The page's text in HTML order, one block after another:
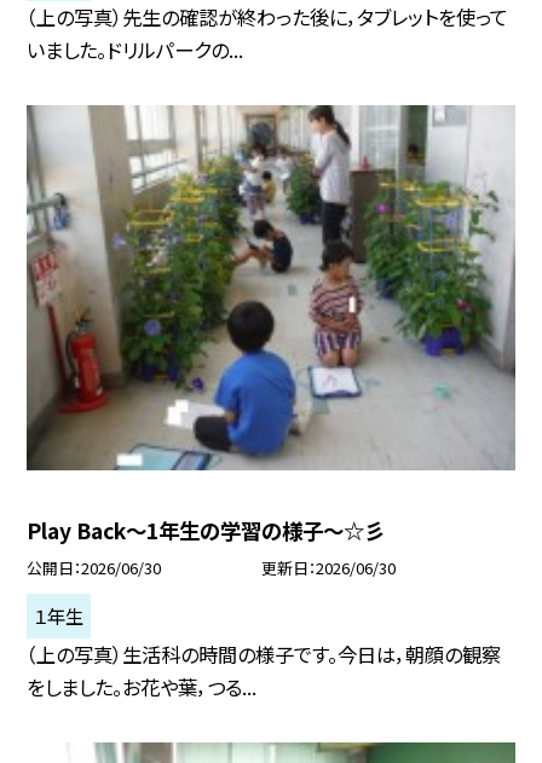
（上の写真）先生の確認が終わった後に，タブレットを使って
いました。ドリルパークの...
Play Back～1年生の学習の様子～☆彡
公開日 2026/06/30 更新日 2026/06/30
１年生
（上の写真）生活科の時間の様子です。今日は，朝顔の観察
をしました。お花や葉，つる...